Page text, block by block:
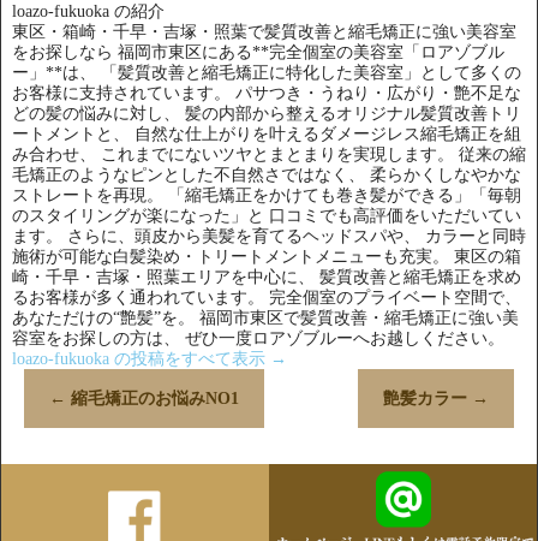
loazo-fukuoka の紹介
東区・箱崎・千早・吉塚・照葉で髪質改善と縮毛矯正に強い美容室
をお探しなら 福岡市東区にある**完全個室の美容室「ロアゾブル
ー」**は、 「髪質改善と縮毛矯正に特化した美容室」として多くの
お客様に支持されています。 パサつき・うねり・広がり・艶不足な
どの髪の悩みに対し、 髪の内部から整えるオリジナル髪質改善トリ
ートメントと、 自然な仕上がりを叶えるダメージレス縮毛矯正を組
み合わせ、 これまでにないツヤとまとまりを実現します。 従来の縮
毛矯正のようなピンとした不自然さではなく、 柔らかくしなやかな
ストレートを再現。 「縮毛矯正をかけても巻き髪ができる」「毎朝
のスタイリングが楽になった」と 口コミでも高評価をいただいてい
ます。 さらに、頭皮から美髪を育てるヘッドスパや、 カラーと同時
施術が可能な白髪染め・トリートメントメニューも充実。 東区の箱
崎・千早・吉塚・照葉エリアを中心に、 髪質改善と縮毛矯正を求め
るお客様が多く通われています。 完全個室のプライベート空間で、
あなただけの“艶髪”を。 福岡市東区で髪質改善・縮毛矯正に強い美
容室をお探しの方は、 ぜひ一度ロアゾブルーへお越しください。
loazo-fukuoka の投稿をすべて表示 →
← 縮毛矯正のお悩みNO1 艶髪カラー →